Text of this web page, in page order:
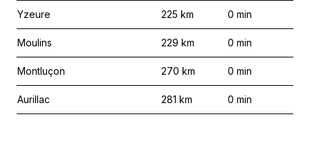
Yzeure 225 km 0 min
Moulins 229 km 0 min
Montluçon 270 km 0 min
Aurillac 281 km 0 min